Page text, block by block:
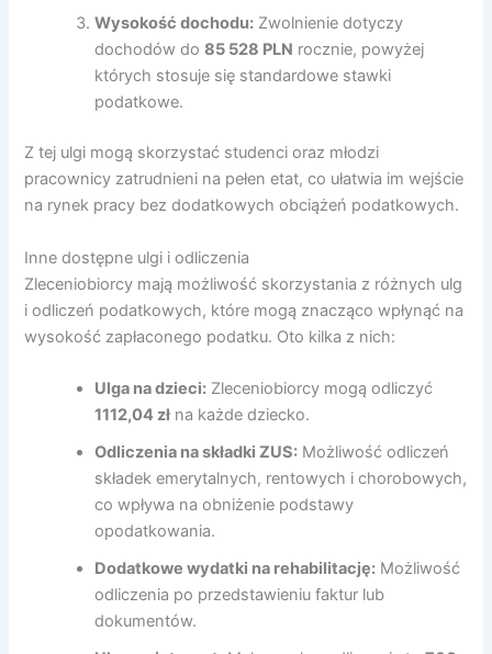
Wysokość dochodu: Zwolnienie dotyczy
dochodów do85 528 PLN rocznie, powyżej
których stosuje się standardowe stawki
podatkowe.
Z tej ulgi mogą skorzystać studenci oraz młodzi
pracownicy zatrudnieni na pełen etat, co ułatwia im wejście
na rynek pracy bez dodatkowych obciążeń podatkowych.
Inne dostępne ulgi i odliczenia
Zleceniobiorcy mają możliwość skorzystania z różnych ulg
i odliczeń podatkowych, które mogą znacząco wpłynąć na
wysokość zapłaconego podatku. Oto kilka z nich:
Ulga na dzieci: Zleceniobiorcy mogą odliczyć
1112,04 zł na każde dziecko.
Odliczenia na składki ZUS: Możliwość odliczeń
składek emerytalnych, rentowych i chorobowych,
co wpływa na obniżenie podstawy
opodatkowania.
Dodatkowe wydatki na rehabilitację: Możliwość
odliczenia po przedstawieniu faktur lub
dokumentów.